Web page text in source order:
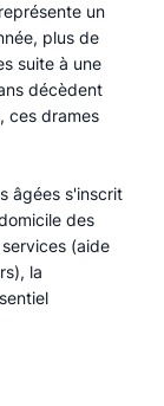
un
plus de
suite à une
décèdent
ces drames
âgées s'inscrit
des
(aide
la